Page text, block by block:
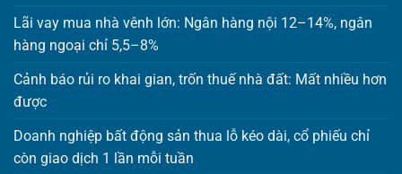
Lãi vay mua nhà vênh lớn: Ngân hàng nội 12–14%, ngân
hàng ngoại chỉ 5,5–8%
Cảnh báo rủi ro khai gian, trốn thuế nhà đất: Mất nhiều hơn
được
Doanh nghiệp bất động sản thua lỗ kéo dài, cổ phiếu chỉ
còn giao dịch 1 lần mỗi tuần